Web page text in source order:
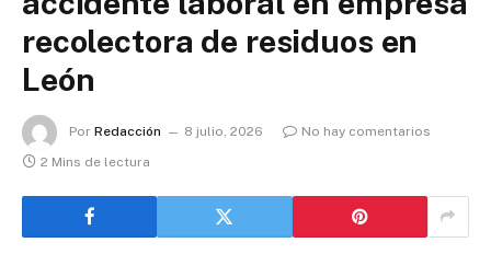
recolectora de residuos en
León
Por Redacción 8 julio, 2026
No hay comentarios
2 Mins de lectura